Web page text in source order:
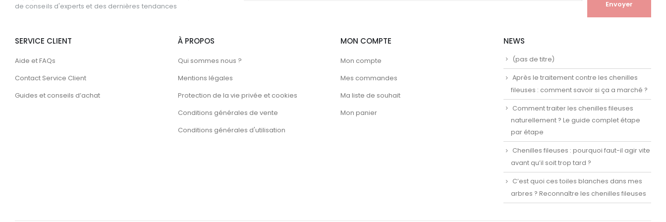
de conseils d'experts et des dernières tendances
SERVICE CLIENT
Aide et FAQs
Contact Service Client
Guides et conseils d’achat
À PROPOS
Qui sommes nous ?
Mentions légales
Protection de la vie privée et cookies
Conditions générales de vente
Conditions générales d'utilisation
MON COMPTE
Mon compte
Mes commandes
Ma liste de souhait
Mon panier
NEWS
(pas de titre)
Après le traitement contre les chenilles
fileuses : comment savoir si ça a marché ?
Comment traiter les chenilles fileuses
naturellement ? Le guide complet étape
par étape
Chenilles fileuses : pourquoi faut-il agir vite
avant qu’il soit trop tard ?
C’est quoi ces toiles blanches dans mes
arbres ? Reconnaître les chenilles fileuses